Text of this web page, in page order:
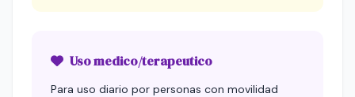
Uso medico/terapeutico
Para uso diario por personas con movilidad